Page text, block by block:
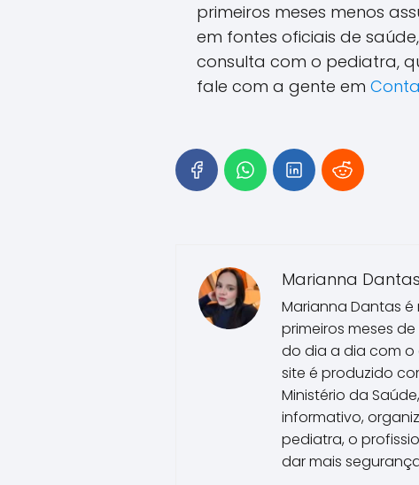
primeiros meses menos
em fontes oficiais de
consulta com o pediatra,
fale com a gente em
Marianna Dantas
Marianna Dantas
primeiros meses
do dia a dia com o
site é produzido
Ministério da
informativo,
pediatra, o
dar mais